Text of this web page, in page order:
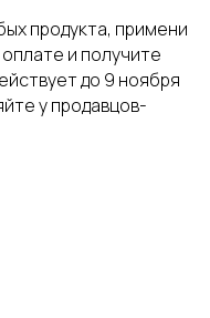
продукта, примени
и получите
до 9 ноября
у продавцов-